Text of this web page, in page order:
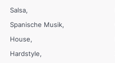
Salsa
Spanische Musik
House
Hardstyle